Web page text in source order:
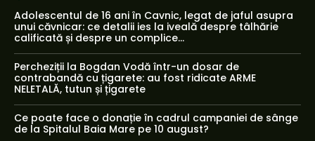
Adolescentul de 16 ani în Cavnic, legat de jaful asupra
unui căvnicar: ce detalii ies la iveală despre tâlhărie
calificată și despre un complice...
Percheziții la Bogdan Vodă într-un dosar de
contrabandă cu țigarete: au fost ridicate ARME
NELETALĂ, tutun și țigarete
Ce poate face o donație în cadrul campaniei de sânge
de la Spitalul Baia Mare pe 10 august?